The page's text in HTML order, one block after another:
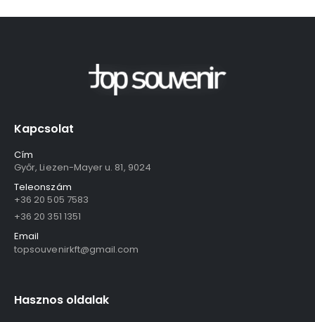
Kapcsolat
Cím
Győr, Liezen-Mayer u. 81, 9024
Teleonszám
+36 20 505 7583
+36 20 351 1351
Email
topsouvenirkft@gmail.com
Hasznos oldalak